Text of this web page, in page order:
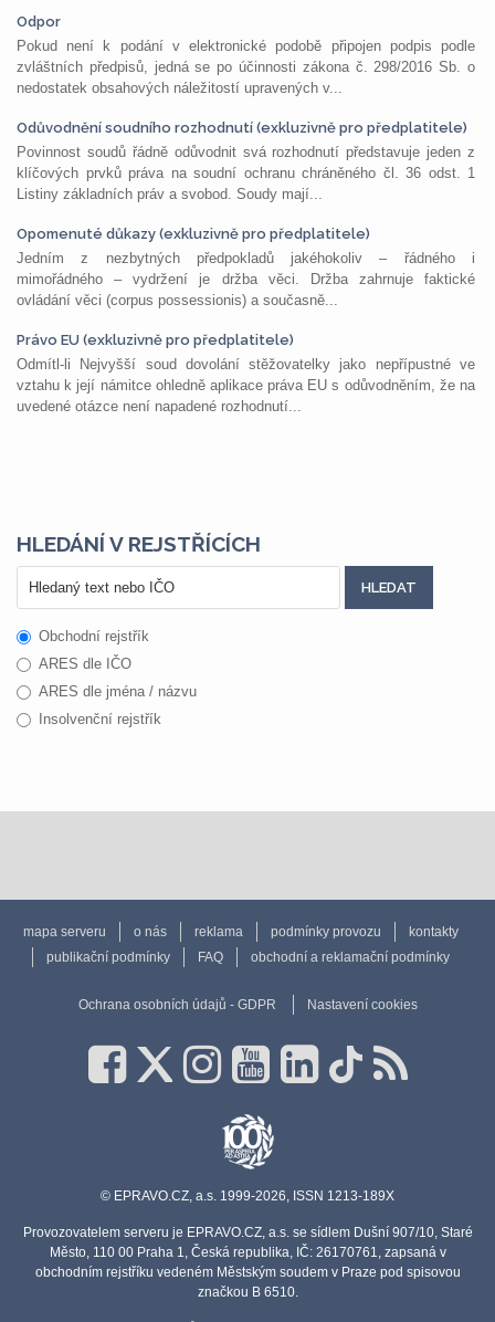
Odpor
Pokud není k podání v elektronické podobě připojen podpis podle
zvláštních předpisů, jedná se po účinnosti zákona č. 298/2016 Sb. o
nedostatek obsahových náležitostí upravených v...
Odůvodnění soudního rozhodnutí (exkluzivně pro předplatitele)
Povinnost soudů řádně odůvodnit svá rozhodnutí představuje jeden z
klíčových prvků práva na soudní ochranu chráněného čl. 36 odst. 1
Listiny základních práv a svobod. Soudy mají...
Opomenuté důkazy (exkluzivně pro předplatitele)
Jedním z nezbytných předpokladů jakéhokoliv – řádného i
mimořádného – vydržení je držba věci. Držba zahrnuje faktické
ovládání věci (corpus possessionis) a současně...
Právo EU (exkluzivně pro předplatitele)
Odmítl-li Nejvyšší soud dovolání stěžovatelky jako nepřípustné ve
vztahu k její námitce ohledně aplikace práva EU s odůvodněním, že na
uvedené otázce není napadené rozhodnutí...
HLEDÁNÍ V REJSTŘÍCÍCH
Obchodní rejstřík
ARES dle IČO
ARES dle jména / názvu
Insolvenční rejstřík
mapa serveru o nás reklama podmínky provozu
kontakty
publikační podmínky
FAQ obchodní a reklamační podmínky
Ochrana osobních údajů - GDPR Nastavení cookies
© EPRAVO.CZ, a.s. 1999-2026, ISSN 1213-189X
Provozovatelem serveru je EPRAVO.CZ, a.s. se sídlem Dušní 907/10, Staré
Město, 110 00 Praha 1, Česká republika, IČ: 26170761, zapsaná v
obchodním rejstříku vedeném Městským soudem v Praze pod spisovou
značkou B 6510.